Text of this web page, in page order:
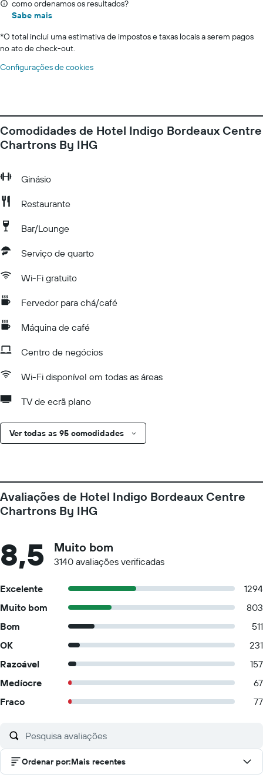
como ordenamos os resultados?
Sabe mais
*O total inclui uma estimativa de impostos e taxas locais a serem pagos
no ato de check-out.
Configurações de cookies
Comodidades de Hotel Indigo Bordeaux Centre
Chartrons By IHG
Ginásio
Restaurante
Bar/Lounge
Serviço de quarto
Wi-Fi gratuito
Fervedor para chá/café
Máquina de café
Centro de negócios
Wi-Fi disponível em todas as áreas
TV de ecrã plano
Ver todas as 95 comodidades
Avaliações de Hotel Indigo Bordeaux Centre
Chartrons By IHG
8,5 Muito bom
3140 avaliações verificadas
Excelente
1294
Muito bom
803
Bom
511
OK
231
Razoável
157
Medíocre
67
Fraco
77
Ordenar por:Mais recentes